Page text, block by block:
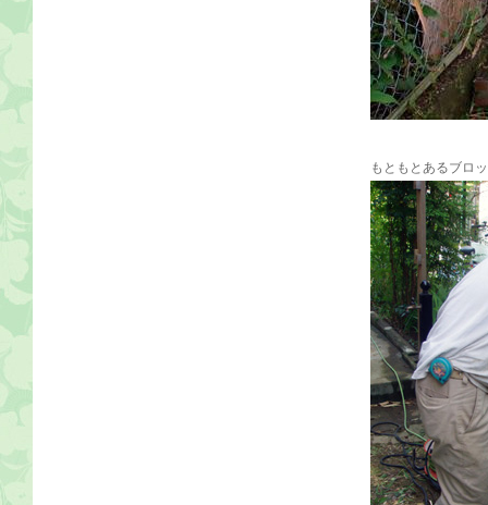
もともとあるブロ